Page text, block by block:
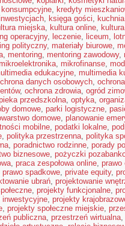
, kredyty
, księga gości,
miejska, kultura online,
operacyjny, leczenie, liceum,
polityczny, materiały biurowe,
, mentoring, mentoring zawodowy,
, mikrofinanse,
edukacyjne, multimedia
danych osobowych,
, ochrona zdrowia, ogród
przedszkolna, optyka,
domowe, parki logistyczne,
domowe, planowanie
mobilne, podatki lokalne,
, polityka przestrzenna, polityka
, poradnictwo rodzinne, porady
biznesowe, pożyczki
, praca zespołowa online, prawo
prawo spadkowe, private equity,
ubrań, projektowanie
, projekty funkcjonalne,
inwestycyjne, projekty
, projekty społeczne miejskie,
publiczna, przestrzeń wirtualna,